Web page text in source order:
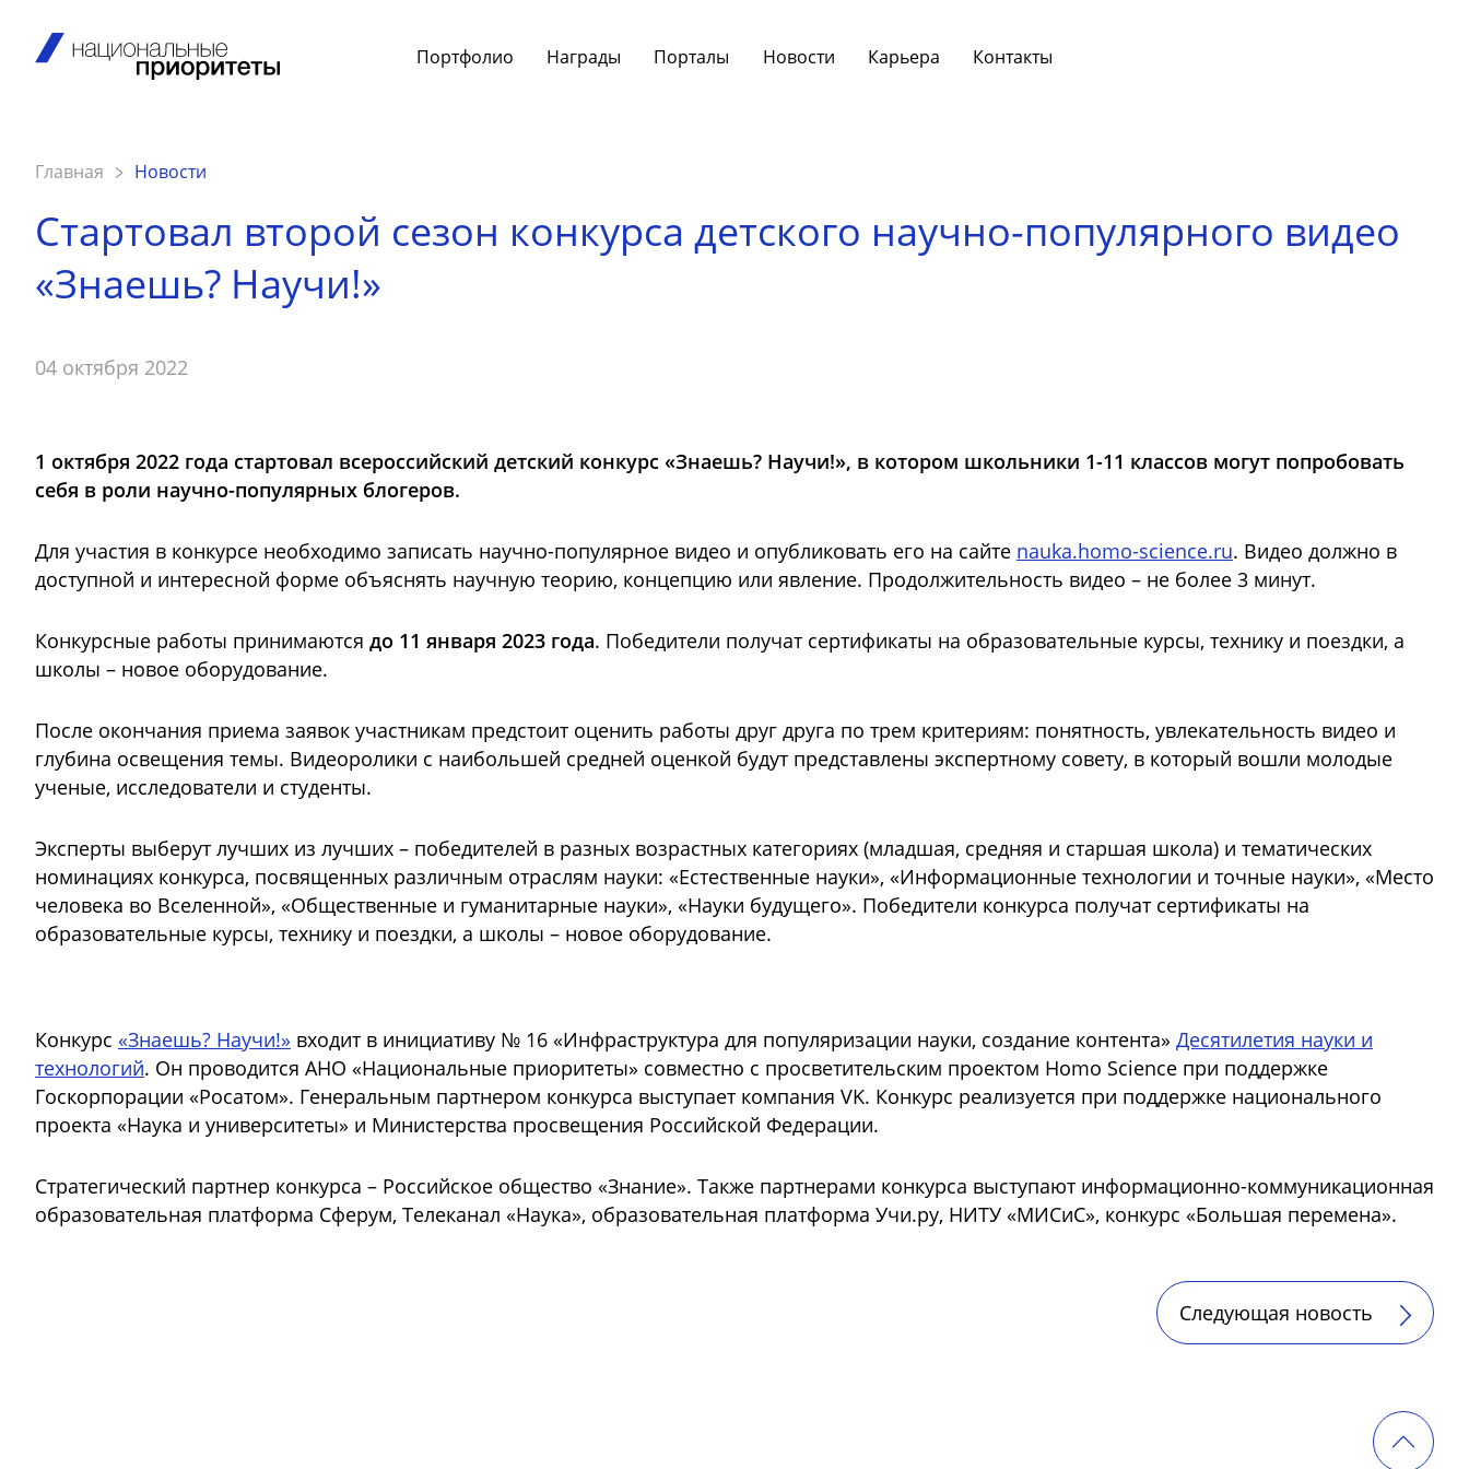
Портфолио Награды Порталы Новости Карьера Контакты
Главная Новости
Стартовал второй сезон конкурса детского научно-популярного видео
«Знаешь? Научи!»
04 октября 2022
1 октября 2022 года стартовал всероссийский детский конкурс «Знаешь? Научи!», в котором школьники 1-11 классов могут попробовать
себя в роли научно-популярных блогеров.
Для участия в конкурсе необходимо записать научно-популярное видео и опубликовать его на сайте nauka.homo-science.ru. Видео должно в
доступной и интересной форме объяснять научную теорию, концепцию или явление. Продолжительность видео – не более 3 минут.
Конкурсные работы принимаются до 11 января 2023 года. Победители получат сертификаты на образовательные курсы, технику и поездки, а
школы – новое оборудование.
После окончания приема заявок участникам предстоит оценить работы друг друга по трем критериям: понятность, увлекательность видео и
глубина освещения темы. Видеоролики с наибольшей средней оценкой будут представлены экспертному совету, в который вошли молодые
ученые, исследователи и студенты.
Эксперты выберут лучших из лучших – победителей в разных возрастных категориях (младшая, средняя и старшая школа) и тематических
номинациях конкурса, посвященных различным отраслям науки: «Естественные науки», «Информационные технологии и точные науки», «Место
человека во Вселенной», «Общественные и гуманитарные науки», «Науки будущего». Победители конкурса получат сертификаты на
образовательные курсы, технику и поездки, а школы – новое оборудование.
Конкурс «Знаешь? Научи!» входит в инициативу № 16 «Инфраструктура для популяризации науки, создание контента» Десятилетия науки и
технологий. Он проводится АНО «Национальные приоритеты» совместно с просветительским проектом Homo Science при поддержке
Госкорпорации «Росатом». Генеральным партнером конкурса выступает компания VK. Конкурс реализуется при поддержке национального
проекта «Наука и университеты» и Министерства просвещения Российской Федерации.
Стратегический партнер конкурса – Российское общество «Знание». Также партнерами конкурса выступают информационно-коммуникационная
образовательная платформа Сферум, Телеканал «Наука», образовательная платформа Учи.ру, НИТУ «МИСиС», конкурс «Большая перемена».
Следующая новость